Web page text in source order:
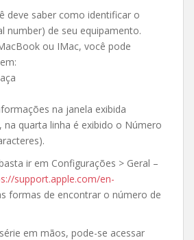
deve saber como identificar o
number) de seu equipamento.
ou IMac, você pode
na janela exibida
na quarta linha é exibido o Número
ir em Configurações > Geral –
support.apple.com/en-
formas de encontrar o número de
em mãos, pode-se acessar